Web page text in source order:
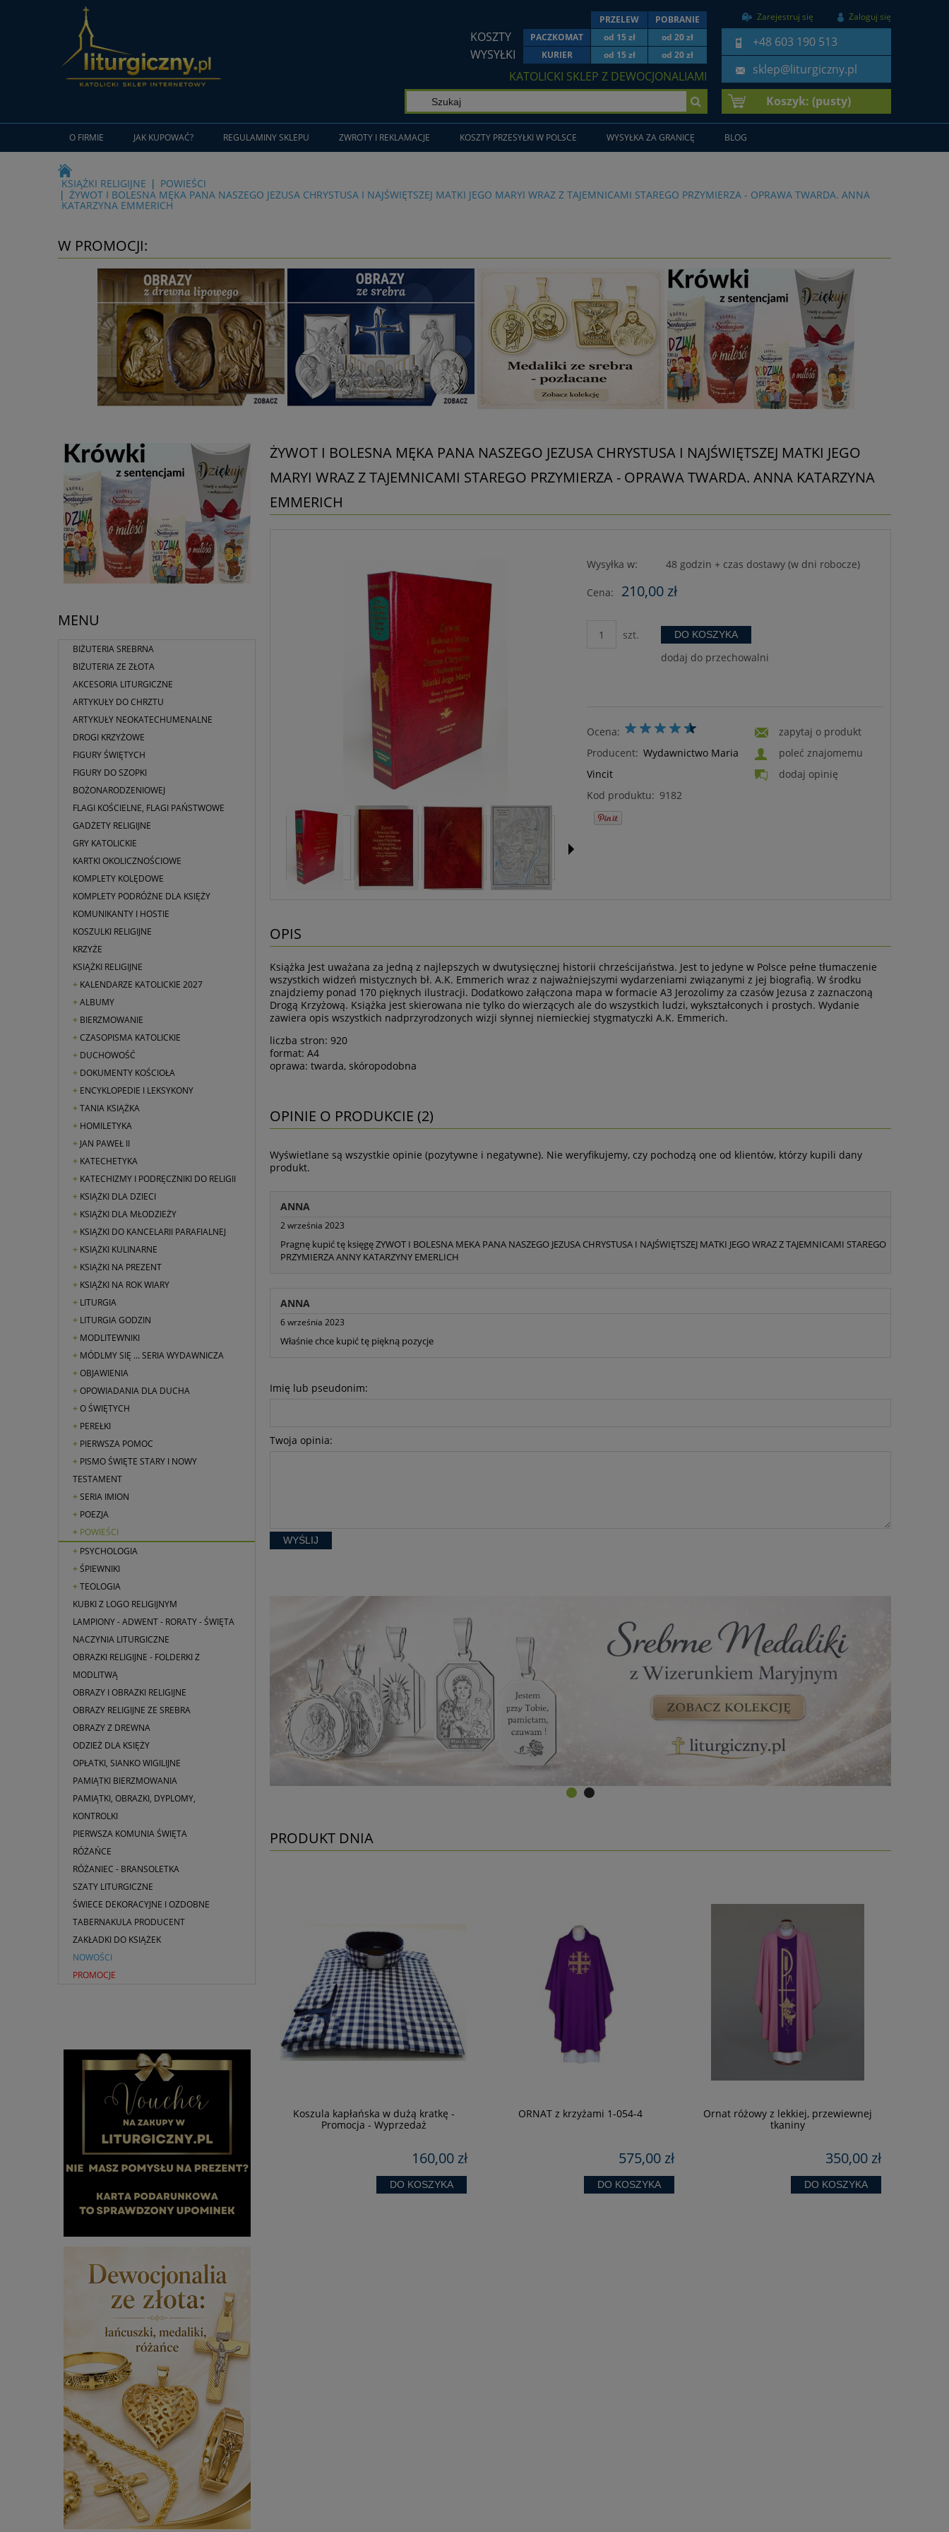
Zarejestruj się Zaloguj się
+48 603 190 513
sklep@liturgiczny.pl
PRZELEW POBRANIE
KOSZTY PACZKOMAT od 15 zł od 20 zł
WYSYŁKI KURIER od 15 zł od 20 zł
KATOLICKI SKLEP Z DEWOCJONALIAMI
Koszyk: (pusty)
O FIRMIE JAK KUPOWAĆ? REGULAMINY SKLEPU ZWROTY I REKLAMACJE KOSZTY PRZESYŁKI W POLSCE WYSYŁKA ZA GRANICĘ BLOG
KSIĄŻKI RELIGIJNE
POWIEŚCI
ŻYWOT I BOLESNA MĘKA PANA NASZEGO JEZUSA CHRYSTUSA I NAJŚWIĘTSZEJ MATKI JEGO MARYI WRAZ Z TAJEMNICAMI STAREGO PRZYMIERZA - OPRAWA TWARDA. ANNA
KATARZYNA EMMERICH
W PROMOCJI:
MENU
BIŻUTERIA SREBRNA
BIŻUTERIA ZE ZŁOTA
AKCESORIA LITURGICZNE
ARTYKUŁY DO CHRZTU
ARTYKUŁY NEOKATECHUMENALNE
DROGI KRZYŻOWE
FIGURY ŚWIĘTYCH
FIGURY DO SZOPKI
BOŻONARODZENIOWEJ
FLAGI KOŚCIELNE, FLAGI PAŃSTWOWE
GADŻETY RELIGIJNE
GRY KATOLICKIE
KARTKI OKOLICZNOŚCIOWE
KOMPLETY KOLĘDOWE
KOMPLETY PODRÓŻNE DLA KSIĘŻY
KOMUNIKANTY I HOSTIE
KOSZULKI RELIGIJNE
KRZYŻE
KSIĄŻKI RELIGIJNE
KALENDARZE KATOLICKIE 2027
ALBUMY
BIERZMOWANIE
CZASOPISMA KATOLICKIE
DUCHOWOŚĆ
DOKUMENTY KOŚCIOŁA
ENCYKLOPEDIE I LEKSYKONY
TANIA KSIĄŻKA
HOMILETYKA
JAN PAWEŁ II
KATECHETYKA
KATECHIZMY I PODRĘCZNIKI DO RELIGII
KSIĄŻKI DLA DZIECI
KSIĄŻKI DLA MŁODZIEŻY
KSIĄŻKI DO KANCELARII PARAFIALNEJ
KSIĄŻKI KULINARNE
KSIĄŻKI NA PREZENT
KSIĄŻKI NA ROK WIARY
LITURGIA
LITURGIA GODZIN
MODLITEWNIKI
MÓDLMY SIĘ ... SERIA WYDAWNICZA
OBJAWIENIA
OPOWIADANIA DLA DUCHA
O ŚWIĘTYCH
PEREŁKI
PIERWSZA POMOC
PISMO ŚWIĘTE STARY I NOWY
TESTAMENT
SERIA IMION
POEZJA
POWIEŚCI
PSYCHOLOGIA
ŚPIEWNIKI
TEOLOGIA
KUBKI Z LOGO RELIGIJNYM
LAMPIONY - ADWENT - RORATY - ŚWIĘTA
NACZYNIA LITURGICZNE
OBRAZKI RELIGIJNE - FOLDERKI Z
MODLITWĄ
OBRAZY I OBRAZKI RELIGIJNE
OBRAZY RELIGIJNE ZE SREBRA
OBRAZY Z DREWNA
ODZIEŻ DLA KSIĘŻY
OPŁATKI, SIANKO WIGILIJNE
PAMIĄTKI BIERZMOWANIA
PAMIĄTKI, OBRAZKI, DYPLOMY,
KONTROLKI
PIERWSZA KOMUNIA ŚWIĘTA
RÓŻAŃCE
RÓŻANIEC - BRANSOLETKA
SZATY LITURGICZNE
ŚWIECE DEKORACYJNE I OZDOBNE
TABERNAKULA PRODUCENT
ZAKŁADKI DO KSIĄŻEK
NOWOŚCI
PROMOCJE
ŻYWOT I BOLESNA MĘKA PANA NASZEGO JEZUSA CHRYSTUSA I NAJŚWIĘTSZEJ MATKI JEGO
MARYI WRAZ Z TAJEMNICAMI STAREGO PRZYMIERZA - OPRAWA TWARDA. ANNA KATARZYNA
EMMERICH
Wysyłka w: 48 godzin + czas dostawy (w dni robocze)
Cena: 210,00 zł
szt. DO KOSZYKA
dodaj do przechowalni
Ocena:
Producent: Wydawnictwo Maria
Vincit
Kod produktu: 9182
zapytaj o produkt
poleć znajomemu
dodaj opinię
OPIS
Książka Jest uważana za jedną z najlepszych w dwutysięcznej historii chrześcijaństwa. Jest to jedyne w Polsce pełne tłumaczenie
wszystkich widzeń mistycznych bł. A.K. Emmerich wraz z najważniejszymi wydarzeniami związanymi z jej biografią. W środku
znajdziemy ponad 170 pięknych ilustracji. Dodatkowo załączona mapa w formacie A3 Jerozolimy za czasów Jezusa z zaznaczoną
Drogą Krzyżową. Książka jest skierowana nie tylko do wierzących ale do wszystkich ludzi, wykształconych i prostych. Wydanie
zawiera opis wszystkich nadprzyrodzonych wizji słynnej niemieckiej stygmatyczki A.K. Emmerich.
liczba stron: 920
format: A4
oprawa: twarda, skóropodobna
OPINIE O PRODUKCIE (2)
Wyświetlane są wszystkie opinie (pozytywne i negatywne). Nie weryfikujemy, czy pochodzą one od klientów, którzy kupili dany
produkt.
ANNA
2 września 2023
Pragnę kupić tę księgę ZYWOT I BOLESNA MEKA PANA NASZEGO JEZUSA CHRYSTUSA I NAJŚWIĘTSZEJ MATKI JEGO WRAZ Z TAJEMNICAMI STAREGO
PRZYMIERZA ANNY KATARZYNY EMERLICH
ANNA
6 września 2023
Właśnie chce kupić tę piękną pozycje
Imię lub pseudonim:
Twoja opinia:
WYŚLIJ
PRODUKT DNIA
Kremowy ornat Maryjny
425,99 zł
Koszula kapłańska w dużą kratkę -
Promocja - Wyprzedaż
160,00 zł
DO KOSZYKA
ORNAT z krzyżami 1-054-4
575,00 zł
DO KOSZYKA
Ornat różowy z lekkiej, przewiewnej
tkaniny
350,00 zł
DO KOSZYKA